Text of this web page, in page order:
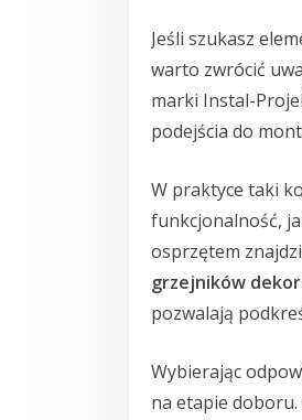
Jeśli szukasz
warto zwrócić
marki Instal-
podejścia do
W praktyce taki
funkcjonalność,
osprzętem
grzejników
pozwalają
Wybierając
na etapie